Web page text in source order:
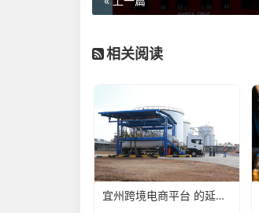
相关阅读
宜州跨境电商平台 的延伸长尾关键词有什么